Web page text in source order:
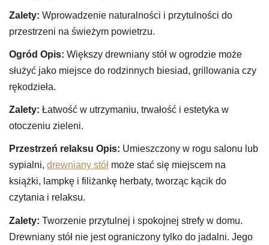
Zalety: Wprowadzenie naturalności i przytulności do
przestrzeni na świeżym powietrzu.
Ogród Opis: Większy drewniany stół w ogrodzie może
służyć jako miejsce do rodzinnych biesiad, grillowania czy
rękodzieła.
Zalety: Łatwość w utrzymaniu, trwałość i estetyka w
otoczeniu zieleni.
Przestrzeń relaksu Opis: Umieszczony w rogu salonu lub
sypialni, drewniany stół może stać się miejscem na
książki, lampkę i filiżankę herbaty, tworząc kącik do
czytania i relaksu.
Zalety: Tworzenie przytulnej i spokojnej strefy w domu.
Drewniany stół nie jest ograniczony tylko do jadalni. Jego